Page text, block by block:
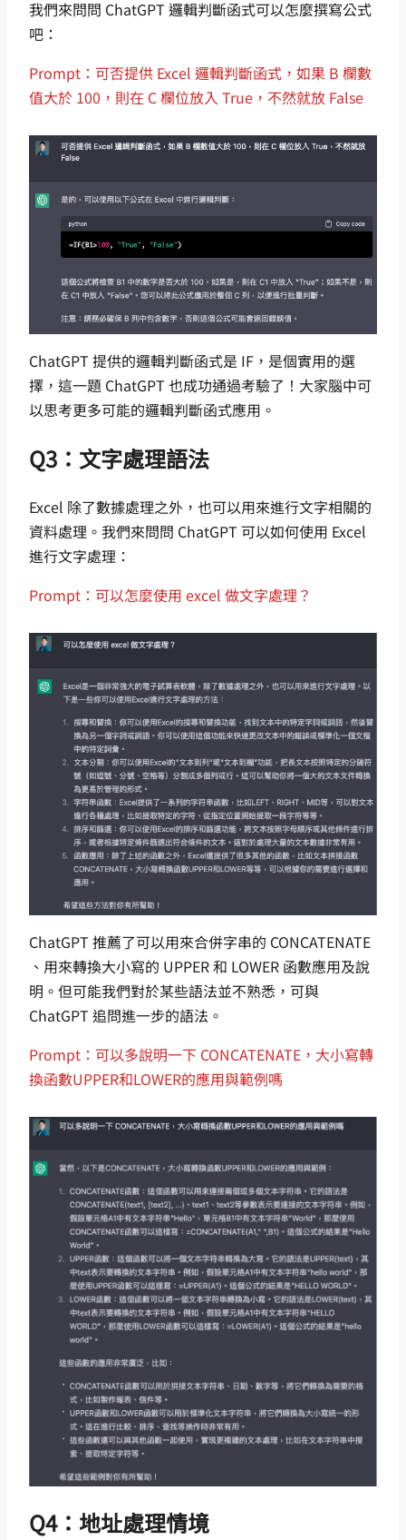
我們來問問 ChatGPT 邏輯判斷函式可以怎麼撰寫公式
吧：
Prompt：可否提供 Excel 邏輯判斷函式，如果 B 欄數
值大於 100，則在 C 欄位放入 True，不然就放 False
ChatGPT 提供的邏輯判斷函式是 IF，是個實用的選
擇，這一題 ChatGPT 也成功通過考驗了！大家腦中可
以思考更多可能的邏輯判斷函式應用。
Q3：文字處理語法
Excel 除了數據處理之外，也可以用來進行文字相關的
資料處理。我們來問問 ChatGPT 可以如何使用 Excel
進行文字處理：
Prompt：可以怎麼使用 excel 做文字處理？
ChatGPT 推薦了可以用來合併字串的 CONCATENATE
、用來轉換大小寫的 UPPER 和 LOWER 函數應用及說
明。但可能我們對於某些語法並不熟悉，可與
ChatGPT 追問進一步的語法。
Prompt：可以多說明一下 CONCATENATE，大小寫轉
換函數UPPER和LOWER的應用與範例嗎
Q4：地址處理情境